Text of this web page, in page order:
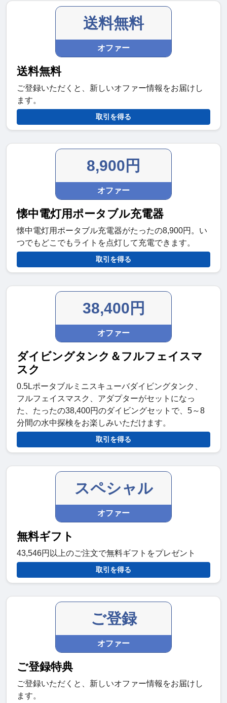
送料無料
オファー
送料無料
ご登録いただくと、新しいオファー情報をお届けし
ます。
取引を得る
8,900円
オファー
懐中電灯用ポータブル充電器
懐中電灯用ポータブル充電器がたったの8,900円。い
つでもどこでもライトを点灯して充電できます。
取引を得る
38,400円
オファー
ダイビングタンク＆フルフェイスマ
スク
0.5Lポータブルミニスキューバダイビングタンク、
フルフェイスマスク、アダプターがセットになっ
た、たったの38,400円のダイビングセットで、5～8
分間の水中探検をお楽しみいただけます。
取引を得る
スペシャル
オファー
無料ギフト
43,546円以上のご注文で無料ギフトをプレゼント
取引を得る
ご登録
オファー
ご登録特典
ご登録いただくと、新しいオファー情報をお届けし
ます。